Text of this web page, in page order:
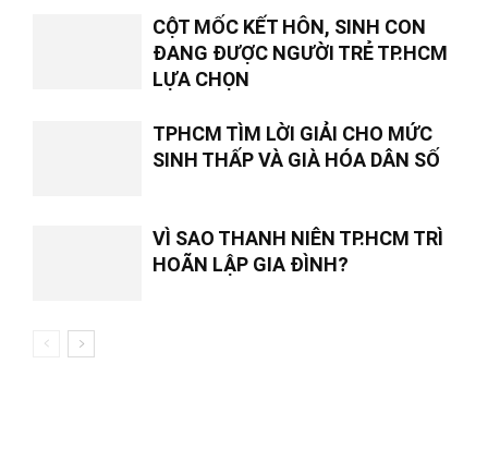
CỘT MỐC KẾT HÔN, SINH CON
ĐANG ĐƯỢC NGƯỜI TRẺ TP.HCM
LỰA CHỌN
TPHCM TÌM LỜI GIẢI CHO MỨC
SINH THẤP VÀ GIÀ HÓA DÂN SỐ
VÌ SAO THANH NIÊN TP.HCM TRÌ
HOÃN LẬP GIA ĐÌNH?